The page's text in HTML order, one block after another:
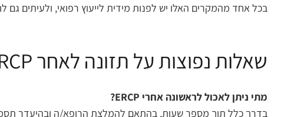
בכל אחד מהמקרים האלו יש לפנות מידית לייעוץ רפואי, ולעיתים גם
שאלות נפוצות על תזונה לאחר ERCP
מתי ניתן לאכול לראשונה אחרי ERCP?
בדרך כלל תוך מספר שעות, בהתאם להמלצת הרופא/ה ובהיעדר